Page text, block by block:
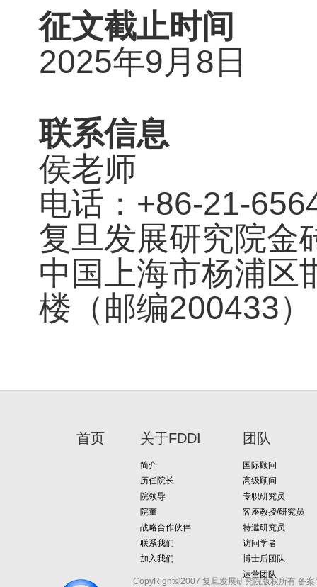
征文截止时间
2025年9月8日
联系信息
侯老师
电话：+86-21-
复旦发展研究院金
中国上海市杨浦区
楼（邮编200433）
首页 关于FDDI
简介
历任院长
院领导
院董
战略合作伙伴
联系我们
加入我们
团队
国际顾问
高级顾问
专职研究员
客座教授/研究员
特邀研究员
访问学者
博士后团队
运营团队
CopyRight©2007 复旦发展研究院版权所有 备